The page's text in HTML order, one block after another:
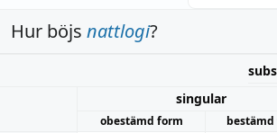
Hur böjs nattlogi?
singular
obestämd form